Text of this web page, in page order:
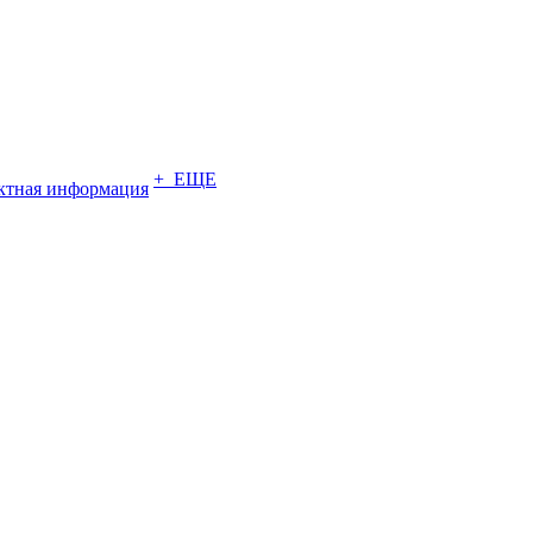
информация + ЕЩЕ